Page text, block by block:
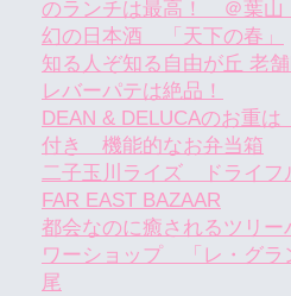
のランチは最高！ ＠葉山
幻の日本酒 「天下の春」
知る人ぞ知る自由が丘 老
レバーパテは絶品！
DEAN & DELUCAのお重
付き 機能的なお弁当箱
二子玉川ライズ ドライフ
FAR EAST BAZAAR
都会なのに癒されるツリー
ワーショップ 「レ・グ
尾